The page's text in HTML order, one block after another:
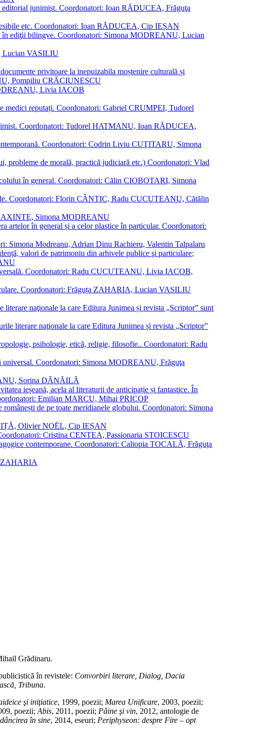
editorial junimist. Coordonatori: Ioan RĂDUCEA, Frăguţa
etc. Coordonatori: Ioan RĂDUCEA, Cip IEȘAN
în ediţii bilingve. Coordonatori: Simona MODREANU, Lucian
Lucian VASILIU
privitoare la inepuizabila moștenire culturală și
Pompiliu CRĂCIUNESCU
Livia IACOB
medici reputați. Coordonatori: Gabriel CRUMPEI, Tudorel
Coordonatori: Tudorel HATMANU, Ioan RĂDUCEA,
Coordonatori: Codrin Liviu CUŢITARU, Simona
probleme de morală, practică judiciară etc.) Coordonatori: Vlad
în general. Coordonatori: Călin CIOBOTARI, Simona
Coordonatori: Florin CÂNTIC, Radu CUCUTEANU, Cătălin
AXINTE, Simona MODREANU
artelor în general și a celor plastice în particular. Coordonatori:
Simona Modreanu, Adrian Dinu Rachieru, Valentin Talpalaru
valori de patrimoniu din arhivele publice şi particulare;
Coordonatori: Radu CUCUTEANU, Livia IACOB,
Coordonatori: Frăguța ZAHARIA, Lucian VASILIU
naţionale la care Editura Junimea și revista „Scriptor” sunt
literare naţionale la care Editura Junimea și revista „Scriptor”
psihologie, etică, religie, filosofie.. Coordonatori: Radu
universal. Coordonatori: Simona MODREANU, Frăguţa
Sorina DĂNĂILĂ
ieșeană, acela al literaturii de anticipație și fantastice. În
Emilian MARCU, Mihai PRICOP
de pe toate meridianele globului. Coordonatori: Simona
Olivier NOËL, Cip IEȘAN
Cristina CENTEA, Passionaria STOICESCU
contemporane. Coordonatori: Caliopia TOCALĂ, Frăguţa
ZAHARIA
Grădinaru.
în revistele: Convorbiri literare, Dialog, Dacia
Tribuna.
şi iniţiatice, 1999, poezii; Marea Unificare, 2003, poezii;
poezii;Abis, 2011, poezii; Pâine şi vin, 2012, antologie de
în sine, 2014, eseuri; Periphyseon: despre Fire – opt